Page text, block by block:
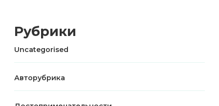
Рубрики
Uncategorised
Авторубрика